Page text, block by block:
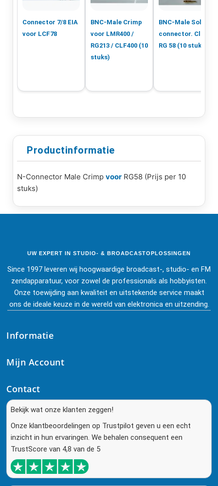
Connector 7/8 EIA
voor LCF78
BNC-Male Crimp
voor LMR400 /
RG213 / CLF400 (10
stuks)
BNC-Male Soldeer
connector. Clamp
RG 58 (10 stuks)
Productinformatie
N-Connector Male Crimp voor RG58 (Prijs per 10
stuks)
UW EXPERT IN STUDIO- & BROADCASTOPLOSSINGEN
Since 1997 leveren wij hoogwaardige broadcast-, studio- en FM
zendapparatuur, voor zowel de professionals als hobbyisten.
Onze toewijding aan kwaliteit en uitstekende service maakt
ons de ideale keuze in de wereld van elektronica en uitzending.
Informatie
Mijn Account
Contact
Bekijk wat onze klanten zeggen!
Onze klantbeoordelingen op Trustpilot geven u een echt
inzicht in hun ervaringen. We behalen consequent een
TrustScore van 4,8 van de 5